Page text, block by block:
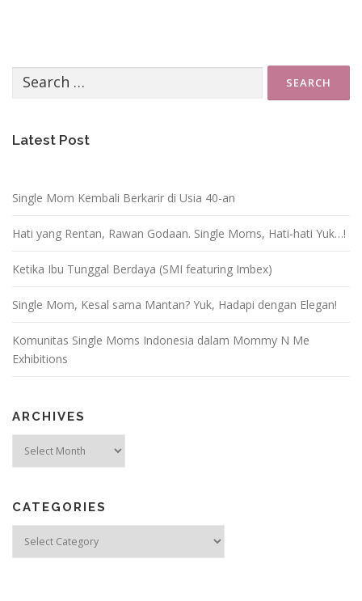
g
i
o
Search
for:
Latest Post
Single Mom Kembali Berkarir di Usia 40-an
Hati yang Rentan, Rawan Godaan. Single Moms, Hati-hati Yuk…!
Ketika Ibu Tunggal Berdaya (SMI featuring Imbex)
Single Mom, Kesal sama Mantan? Yuk, Hadapi dengan Elegan!
Komunitas Single Moms Indonesia dalam Mommy N Me
Exhibitions
ARCHIVES
CATEGORIES